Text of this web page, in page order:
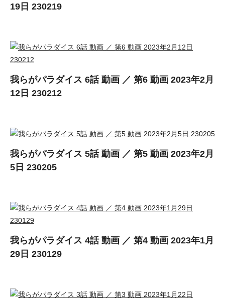
19日 230219
我らがパラダイス 6話 動画 ／ 第6 動画 2023年2月
12日 230212
我らがパラダイス 5話 動画 ／ 第5 動画 2023年2月
5日 230205
我らがパラダイス 4話 動画 ／ 第4 動画 2023年1月
29日 230129